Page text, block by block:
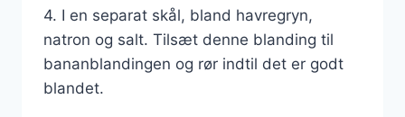
4. I en separat skål, bland havregryn,
natron og salt. Tilsæt denne blanding til
bananblandingen og rør indtil det er godt
blandet.